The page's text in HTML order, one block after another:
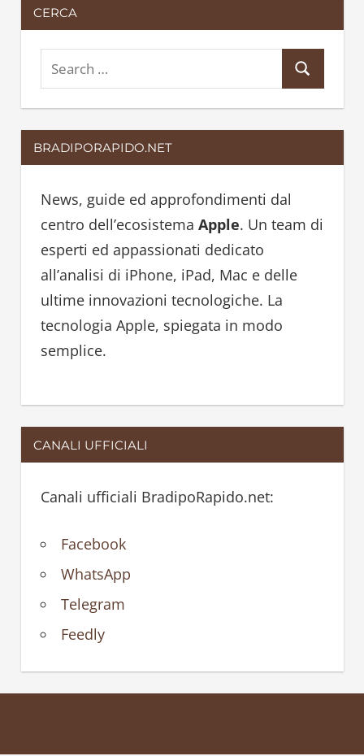
CERCA
e
a
r
c
e
a
BRADIPORAPIDO.NET
News, guide ed approfondimenti dal
centro dell’ecosistema Apple. Un team di
esperti ed appassionati dedicato
all’analisi di iPhone, iPad, Mac e delle
ultime innovazioni tecnologiche. La
tecnologia Apple, spiegata in modo
semplice.
CANALI UFFICIALI
Canali ufficiali BradipoRapido.net:
Facebook
WhatsApp
Telegram
Feedly